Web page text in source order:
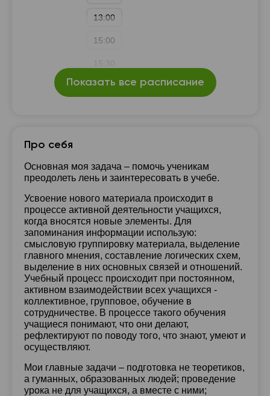
13:00
15:00
16:00
18:00
18:30
19:00
Показать все расписание
Про себя
Основная моя задача – помочь ученикам
преодолеть лень и заинтересовать в учебе.
Усвоение нового материала происходит в
процессе активной деятельности учащихся,
когда вносятся новые элементы. Для
запоминания информации использую:
смысловую группировку материала, выделение
главного мнения, составление логических схем,
выделение в них основных связей и отношений.
Учебный процесс происходит при постоянном,
активном взаимодействии всех учащихся -
коллективное, групповое, обучение в
сотрудничестве. В процессе такого обучения
учащиеся понимают, что они делают,
рефлектируют по поводу того, что знают, умеют и
осуществляют.
Мои главные задачи – подготовка не теоретиков,
а гуманных, образованных людей; проведение
урока не для учащихся, а вместе с ними;